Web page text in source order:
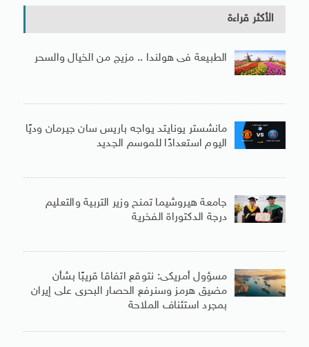
الأكثر قراءة
الطبيعة فى هولندا .. مزيج من الخيال والسحر
مانشستر يونايتد يواجه باريس سان جيرمان وديًا
اليوم استعدادًا للموسم الجديد
جامعة هيروشيما تمنح وزير التربية والتعليم
درجة الدكتوراة الفخرية
مسؤول أمريكى: نتوقع اتفاقا قريبًا بشأن
مضيق هرمز وسنرفع الحصار البحرى على إيران
بمجرد استئناف الملاحة